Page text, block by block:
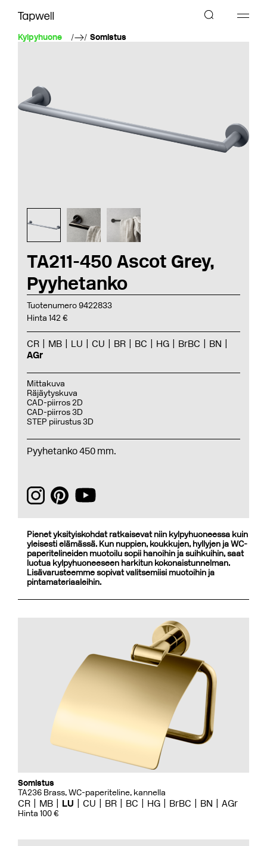
Kylpyhuone Somistus
TA211-450 Ascot Grey,
Pyyhetanko
Tuotenumero 9422833
Hinta 142 €
CR MB LU CU BR BC HG BrBC
BN
AGr
Mittakuva
Räjäytyskuva
CAD-piirros 2D
CAD-piirros 3D
STEP piirustus 3D
Pyyhetanko 450 mm.
Pienet yksityiskohdat ratkaisevat niin kylpyhuoneessa kuin
yleisesti elämässä. Kun nuppien, koukkujen, hyllyjen ja WC-
paperitelineiden muotoilu sopii hanoihin ja suihkuihin, saat
luotua kylpyhuoneeseen harkitun kokonaistunnelman.
Lisävarusteemme sopivat valitsemiisi muotoihin ja
pintamateriaaleihin.
Somistus
TA236 Brass, WC-paperiteline, kannella
CR MB LU CU BR BC HG BrBC BN AGr
Hinta 100 €